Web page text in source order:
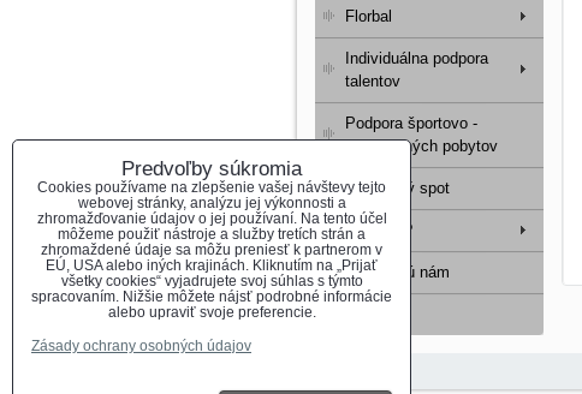
Florbal
Individuálna podpora
talentov
Podpora športovo -
rekondičných pobytov
Reklamný spot
Kto sme?
Pomáhajú nám
Predvoľby súkromia
Cookies používame na zlepšenie vašej návštevy tejto
webovej stránky, analýzu jej výkonnosti a
zhromažďovanie údajov o jej používaní. Na tento účel
môžeme použiť nástroje a služby tretích strán a
zhromaždené údaje sa môžu preniesť k partnerom v
EÚ, USA alebo iných krajinách. Kliknutím na „Prijať
všetky cookies“ vyjadrujete svoj súhlas s týmto
spracovaním. Nižšie môžete nájsť podrobné informácie
alebo upraviť svoje preferencie.
Zásady ochrany osobných údajov